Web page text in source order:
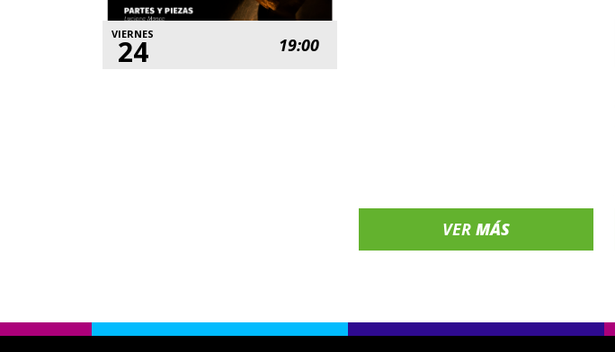
VIERNES
24 19:00
VER MÁS